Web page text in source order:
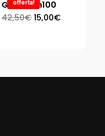
offerta!
GUFETTI h100
42,50€15,00€